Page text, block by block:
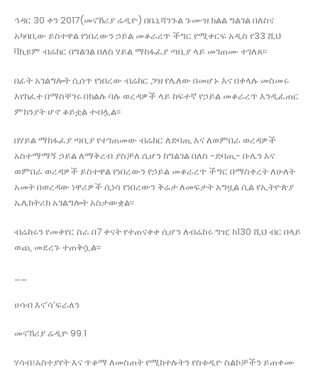
ኅዳር 30 ቀን 2017(መናኸሪያ ሬዲዮ) በቤኒሻንጉል ጉሙዝ ክልል ግልገል በለስና
አካባቢው ይስተዋል የነበረውን ኃይል መቆራረጥ ችግር የሚቀርፍ አዲስ የ33 ሺህ
ቫኪዩም ብሬከር በግልገል በለስ ሃይል ማከፋፈያ ጣቢያ ላይ መገጠሙ ተገለጸ፡፡
በፊት አገልግሎት ሲሰጥ የነበረው ብሬከር ጋዝ የሌለው በመሆኑ እና በቀላሉ መስመሩ
እየከፈተ በማስቸገሩ በክልሉ ባሉ ወረዳዎች ላይ ከፍተኛ የኃይል መቆራረጥ እንዲፈጠር
ምክንያት ሆኖ ቆይቷል ተብሏል፡፡
በሃይል ማከፋፈያ ጣቢያ የተገጠመው ብሬከር ለድባጢ እና ለወምበራ ወረዳዎች
አስተማማኝ ኃይል ለማቅረብ ያስቻለ ሲሆን ከግልገል በለስ -ድባጢ- ቡሌን እና
ወምበራ ወረዳዎች ይስተዋል የነበረውን የኃይል መቆራረጥ ችግር በማስቀረት ለሁለት
አመት በወረዳው ነዋሪዎች ሲነሳ የነበረውን ቅሬታ ለመፍታት አግዟል ሲል የኢትዮጵያ
ኤሌክትሪክ አገልግሎት አስታውቋል፡፡
ብሬከሩን የመቀየር ስራ በ7 ቀናት የተጠናቀቀ ሲሆን ለብሬከሩ ግዢ ከ130 ሺህ ብር በላይ
ወጪ መደረጉ ተጠቅሷል፡፡
ሀሳብ እና’ሳ’ፍራለን
መናኸሪያ ሬዲዮ 99.1
ሃሳብ፣አስተያየት እና ጥቆማ ለመስጠት የሚከተሉትን የስቱዲዮ ስልኮቻችን ይጠቀሙ